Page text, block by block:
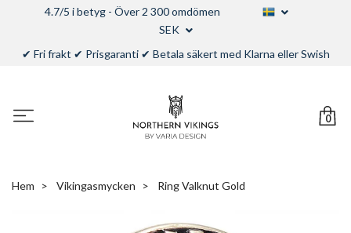
4.7/5 i betyg - Över 2 300 omdömen
SEK
✔ Fri frakt ✔ Prisgaranti ✔ Betala säkert med Klarna eller Swish
0
Hem Vikingasmycken Ring Valknut Gold